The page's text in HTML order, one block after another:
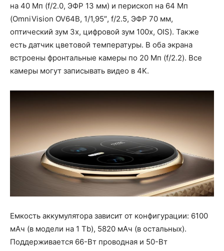
на 40 Мп (f/2.0, ЭФР 13 мм) и перископ на 64 Мп
(OmniVision OV64B, 1/1,95″, f/2.5, ЭФР 70 мм,
оптический зум 3х, цифровой зум 100х, OIS). Также
есть датчик цветовой температуры. В оба экрана
встроены фронтальные камеры по 20 Мп (f/2.2). Все
камеры могут записывать видео в 4K.
Емкость аккумулятора зависит от конфигурации: 6100
мАч (в модели на 1 Tb), 5820 мАч (в остальных).
Поддерживается 66-Вт проводная и 50-Вт